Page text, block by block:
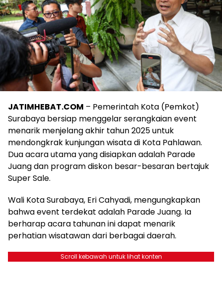
JATIMHEBAT.COM – Pemerintah Kota (Pemkot)
Surabaya bersiap menggelar serangkaian event
menarik menjelang akhir tahun 2025 untuk
mendongkrak kunjungan wisata di Kota Pahlawan.
Dua acara utama yang disiapkan adalah Parade
Juang dan program diskon besar-besaran bertajuk
Super Sale.
Wali Kota Surabaya, Eri Cahyadi, mengungkapkan
bahwa event terdekat adalah Parade Juang. Ia
berharap acara tahunan ini dapat menarik
perhatian wisatawan dari berbagai daerah.
Scroll kebawah untuk lihat konten